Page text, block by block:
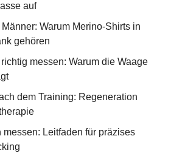
auf
Warum Merino-Shirts in
gehören
messen: Warum die Waage
dem Training: Regeneration
messen: Leitfaden für präzises